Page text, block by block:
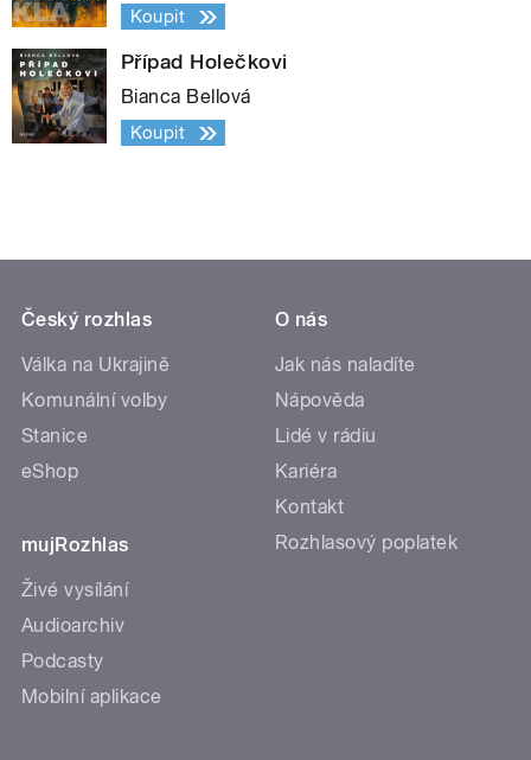
Koupit
Případ Holečkovi
Bianca Bellová
Koupit
Český rozhlas
Válka na Ukrajině
Komunální volby
Stanice
eShop
mujRozhlas
Živé vysílání
Audioarchiv
Podcasty
Mobilní aplikace
O nás
Jak nás naladíte
Nápověda
Lidé v rádiu
Kariéra
Kontakt
Rozhlasový poplatek